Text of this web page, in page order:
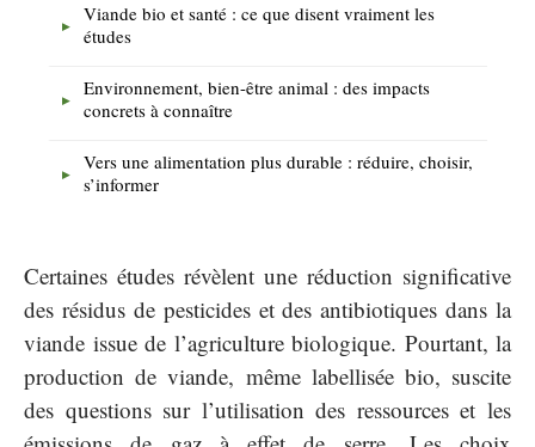
Viande bio et santé : ce que disent vraiment les
études
Environnement, bien-être animal : des impacts
concrets à connaître
Vers une alimentation plus durable : réduire, choisir,
s’informer
Certaines études révèlent une réduction significative
des résidus de pesticides et des antibiotiques dans la
viande issue de l’agriculture biologique. Pourtant, la
production de viande, même labellisée bio, suscite
des questions sur l’utilisation des ressources et les